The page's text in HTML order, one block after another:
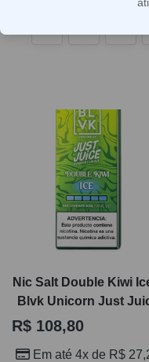
nicotina, perfil de
complexos atendem
formulação correta
queimado e
é comprar com mais
esta categoria reúne
comparar melhor
Nic Salt Double Kiwi
Blvk Unicorn Just
R$ 108,80
Em até 4x de R$